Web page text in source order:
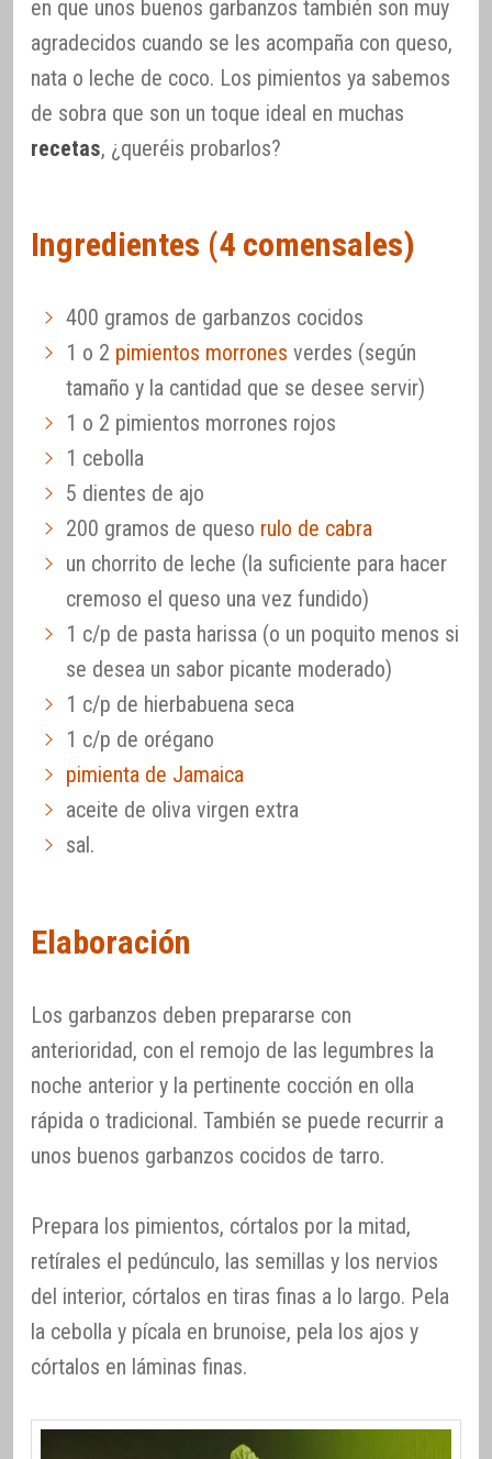
en que unos buenos garbanzos también son muy
agradecidos cuando se les acompaña con queso,
nata o leche de coco. Los pimientos ya sabemos
de sobra que son un toque ideal en muchas
recetas, ¿queréis probarlos?
Ingredientes (4 comensales)
400 gramos de garbanzos cocidos
1 o 2 pimientos morrones verdes (según
tamaño y la cantidad que se desee servir)
1 o 2 pimientos morrones rojos
1 cebolla
5 dientes de ajo
200 gramos de queso rulo de cabra
un chorrito de leche (la suficiente para hacer
cremoso el queso una vez fundido)
1 c/p de pasta harissa (o un poquito menos si
se desea un sabor picante moderado)
1 c/p de hierbabuena seca
1 c/p de orégano
pimienta de Jamaica
aceite de oliva virgen extra
sal.
Elaboración
Los garbanzos deben prepararse con
anterioridad, con el remojo de las legumbres la
noche anterior y la pertinente cocción en olla
rápida o tradicional. También se puede recurrir a
unos buenos garbanzos cocidos de tarro.
Prepara los pimientos, córtalos por la mitad,
retírales el pedúnculo, las semillas y los nervios
del interior, córtalos en tiras finas a lo largo. Pela
la cebolla y pícala en brunoise, pela los ajos y
córtalos en láminas finas.